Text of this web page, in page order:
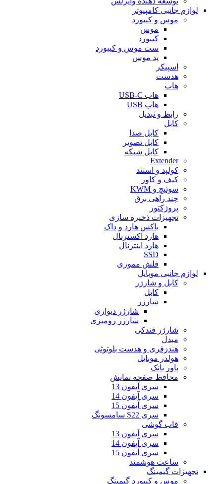
لوازم جانبی کامپیوتر
موس و کیبورد
موس
کیبورد
ست موس و کیبورد
پد موس
اسپیکر
هدست
هاب
هاب USB-C
هاب USB
رابط و تبدیل
کابل
کابل صدا
کابل تصویر
کابل شبکه
Extender
کولپد و استند
کیف و کاور
سوئیچ و KWM
چند راهی برق
پروژکتور
تجهیزات ذخیره سازی
باکس هارد و داک
هارد اکسترنال
هارد اینترنال
SSD
فلش مموری
لوازم جانبی موبایل
کابل و شارژر
کابل
شارژر
شارژر دیواری
شارژر رومیزی
شارژر فندکی
مبدل
هندزفری و هدست بلوتوثی
هولدر موبایل
پاور بانک
محافظ صفحه نمایش
سری آیفون 13
سری آیفون 14
سری آیفون 15
سری S22 سامسونگ
قاب گوشی
سری آیفون 13
سری آیفون 14
سری آیفون 15
ساعت هوشمند
تجهیزات گیمینگ
موس و کیبورد گیمینگ